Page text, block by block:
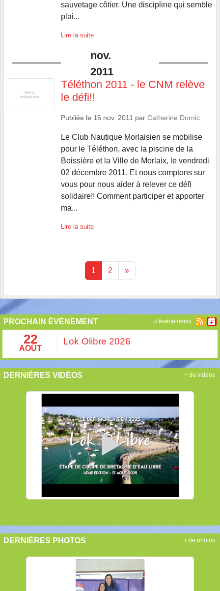
sauvetage côtier. Une discipline qui semble
plai...
Lire la suite
nov.
2011
Téléthon 2011 - le CNM relève
le défi!!
Publiée le 16 nov. 2011 par Catherine Dornic
Le Club Nautique Morlaisien se mobilise
pour le Téléthon, avec la piscine de la
Boissière et la Ville de Morlaix, le vendredi
02 décembre 2011. Et nous comptons sur
vous pour nous aider à relever ce défi
solidaire!! Comment participer et apporter
ma...
Lire la suite
1 2 »
PROCHAIN ÉVÈNEMENT
22
AOÛT
Lok Olibre 2026
+ d'évènements
DERNIÈRES VIDÉOS + de videos
DERNIÈRES PHOTOS + de photos